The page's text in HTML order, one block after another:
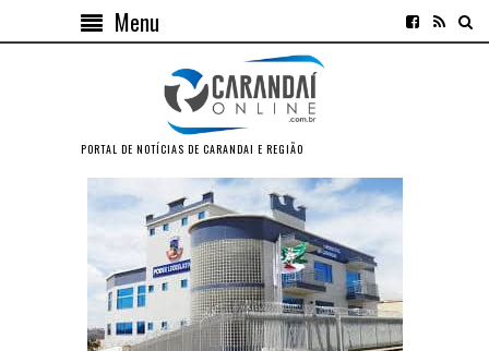
Menu
PORTAL DE NOTÍCIAS DE CARANDAI E REGIÃO